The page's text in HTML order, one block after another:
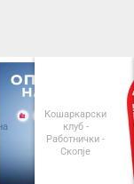
Паркинзи на
Општина Центар